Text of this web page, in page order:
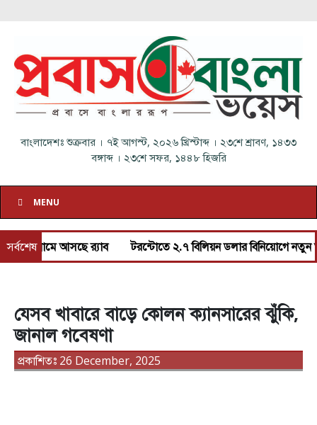
বাংলাদেশঃ শুক্রবার । ৭ই আগস্ট, ২০২৬ খ্রিস্টাব্দ । ২৩শে শ্রাবণ, ১৪৩৩
বঙ্গাব্দ। ২৩শে সফর, ১৪৪৮ হিজরি
MENU
সর্বশেষ
নামে আসছে র‌্যাব টরন্টোতে ২.৭ বিলিয়ন ডলার বিনিয়োগে নতুন ভাড়ার
যেসব খাবারে বাড়ে কোলন ক্যানসারের ঝুঁকি,
জানাল গবেষণা
প্রকাশিতঃ 26 December, 2025